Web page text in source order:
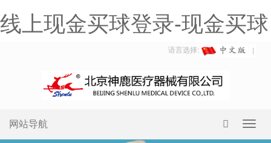
线上现金买球登录-现金买球
语言选择:
网站导航